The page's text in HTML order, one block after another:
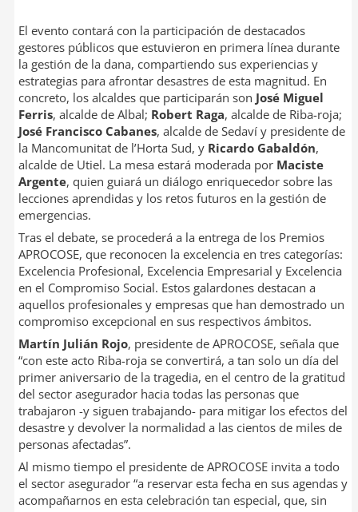
El evento contará con la participación de destacados
gestores públicos que estuvieron en primera línea durante
la gestión de la dana, compartiendo sus experiencias y
estrategias para afrontar desastres de esta magnitud. En
concreto, los alcaldes que participarán son José Miguel
Ferris, alcalde de Albal; Robert Raga, alcalde de Riba-roja;
José Francisco Cabanes, alcalde de Sedaví y presidente de
la Mancomunitat de l’Horta Sud, y Ricardo Gabaldón,
alcalde de Utiel. La mesa estará moderada por Maciste
Argente, quien guiará un diálogo enriquecedor sobre las
lecciones aprendidas y los retos futuros en la gestión de
emergencias.
Tras el debate, se procederá a la entrega de los Premios
APROCOSE, que reconocen la excelencia en tres categorías:
Excelencia Profesional, Excelencia Empresarial y Excelencia
en el Compromiso Social. Estos galardones destacan a
aquellos profesionales y empresas que han demostrado un
compromiso excepcional en sus respectivos ámbitos.
Martín Julián Rojo, presidente de APROCOSE, señala que
“con este acto Riba-roja se convertirá, a tan solo un día del
primer aniversario de la tragedia, en el centro de la gratitud
del sector asegurador hacia todas las personas que
trabajaron -y siguen trabajando- para mitigar los efectos del
desastre y devolver la normalidad a las cientos de miles de
personas afectadas”.
Al mismo tiempo el presidente de APROCOSE invita a todo
el sector asegurador “a reservar esta fecha en sus agendas y
acompañarnos en esta celebración tan especial, que, sin